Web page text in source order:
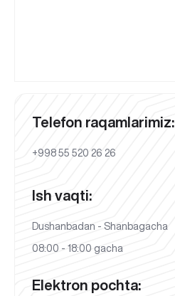
Telefon raqamlarimiz:
+998 55 520 26 26
Ish vaqti:
Dushanbadan - Shanbagacha
08:00 - 18:00 gacha
Elektron pochta: